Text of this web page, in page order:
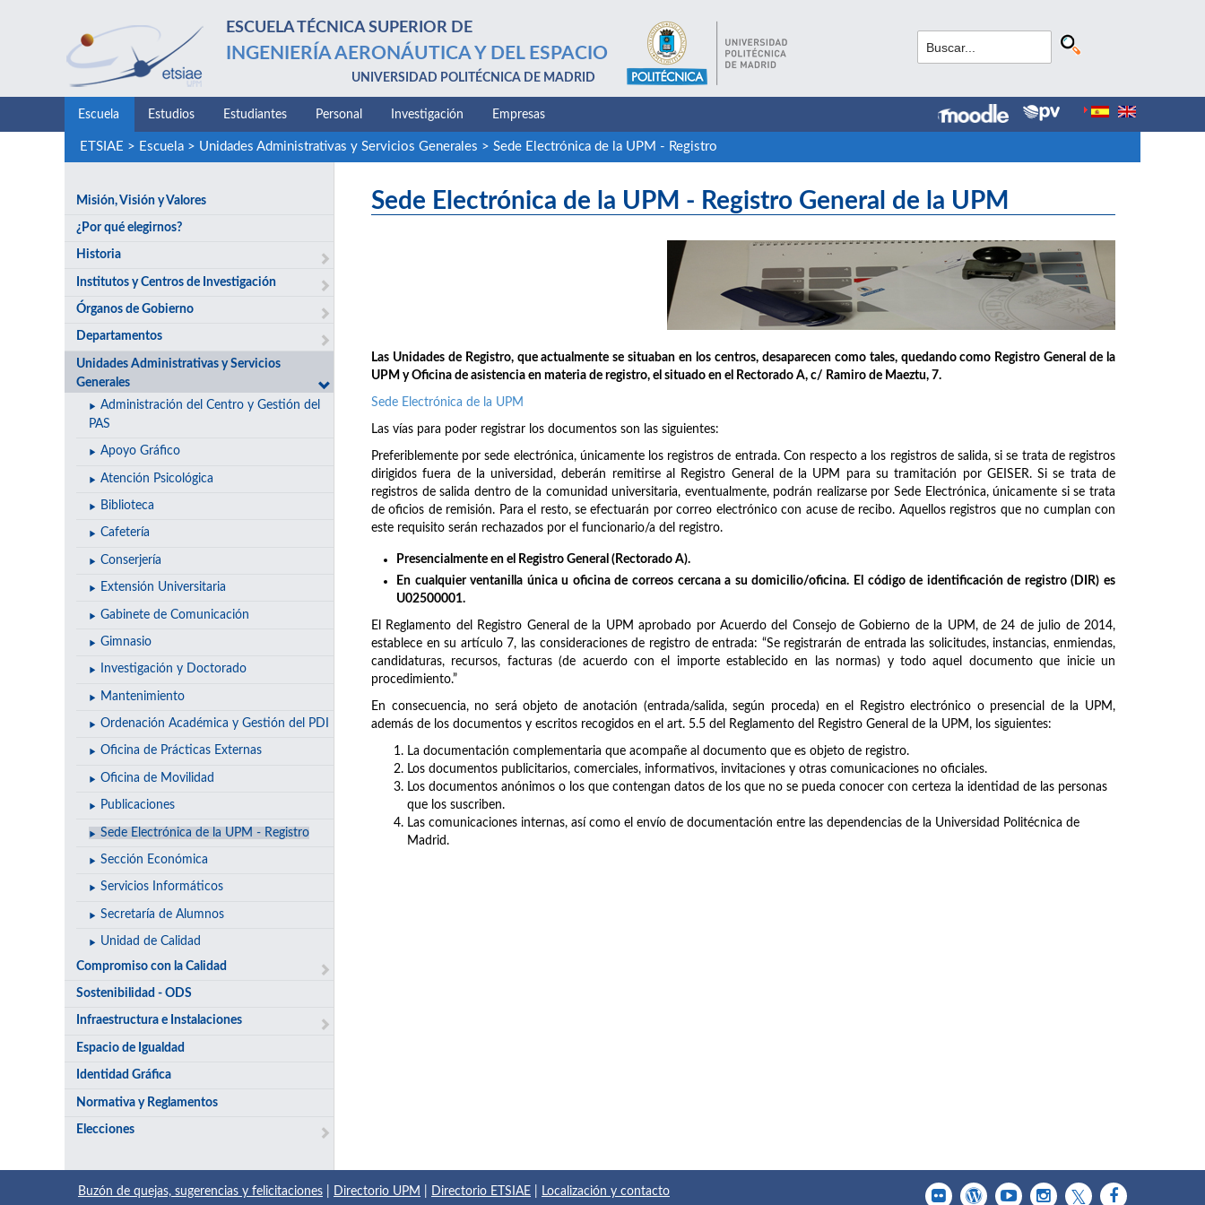
ESCUELA TÉCNICA SUPERIOR DE
INGENIERÍA AERONÁUTICA Y DEL ESPACIO
UNIVERSIDAD POLITÉCNICA DE MADRID
Escuela Estudios Estudiantes Personal Investigación Empresas
ETSIAE > Escuela> Unidades Administrativas y Servicios Generales > Sede Electrónica de la UPM - Registro
Misión, Visión y Valores
¿Por qué elegirnos?
Historia
Institutos y Centros de Investigación
Órganos de Gobierno
Departamentos
Unidades Administrativas y Servicios
Generales
Administración del Centro y Gestión del
PAS
Apoyo Gráfico
Atención Psicológica
Biblioteca
Cafetería
Conserjería
Extensión Universitaria
Gabinete de Comunicación
Gimnasio
Investigación y Doctorado
Mantenimiento
Ordenación Académica y Gestión del PDI
Oficina de Prácticas Externas
Oficina de Movilidad
Publicaciones
Sede Electrónica de la UPM - Registro
Sección Económica
Servicios Informáticos
Secretaría de Alumnos
Unidad de Calidad
Compromiso con la Calidad
Sostenibilidad - ODS
Infraestructura e Instalaciones
Espacio de Igualdad
Identidad Gráfica
Normativa y Reglamentos
Elecciones
Sede Electrónica de la UPM - Registro General de la UPM
Las Unidades de Registro, que actualmente se situaban en los centros, desaparecen como tales, quedando como Registro General de la
UPM y Oficina de asistencia en materia de registro, el situado en el Rectorado A, c/ Ramiro de Maeztu, 7.
Sede Electrónica de la UPM
Las vías para poder registrar los documentos son las siguientes:
Preferiblemente por sede electrónica, únicamente los registros de entrada. Con respecto a los registros de salida, si se trata de registros
dirigidos fuera de la universidad, deberán remitirse al Registro General de la UPM para su tramitación por GEISER. Si se trata de
registros de salida dentro de la comunidad universitaria, eventualmente, podrán realizarse por Sede Electrónica, únicamente si se trata
de oficios de remisión. Para el resto, se efectuarán por correo electrónico con acuse de recibo. Aquellos registros que no cumplan con
este requisito serán rechazados por el funcionario/a del registro.
Presencialmente en el Registro General (Rectorado A).
En cualquier ventanilla única u oficina de correos cercana a su domicilio/oficina. El código de identificación de registro (DIR) es
U02500001.
El Reglamento del Registro General de la UPM aprobado por Acuerdo del Consejo de Gobierno de la UPM, de 24 de julio de 2014,
establece en su artículo 7, las consideraciones de registro de entrada: “Se registrarán de entrada las solicitudes, instancias, enmiendas,
candidaturas, recursos, facturas (de acuerdo con el importe establecido en las normas) y todo aquel documento que inicie un
procedimiento.”
En consecuencia, no será objeto de anotación (entrada/salida, según proceda) en el Registro electrónico o presencial de la UPM,
además de los documentos y escritos recogidos en el art. 5.5 del Reglamento del Registro General de la UPM, los siguientes:
La documentación complementaria que acompañe al documento que es objeto de registro.
Los documentos publicitarios, comerciales, informativos, invitaciones y otras comunicaciones no oficiales.
Los documentos anónimos o los que contengan datos de los que no se pueda conocer con certeza la identidad de las personas
que los suscriben.
Las comunicaciones internas, así como el envío de documentación entre las dependencias de la Universidad Politécnica de
Madrid.
Buzón de quejas, sugerencias y felicitaciones Directorio UPM Directorio ETSIAE Localización y contacto